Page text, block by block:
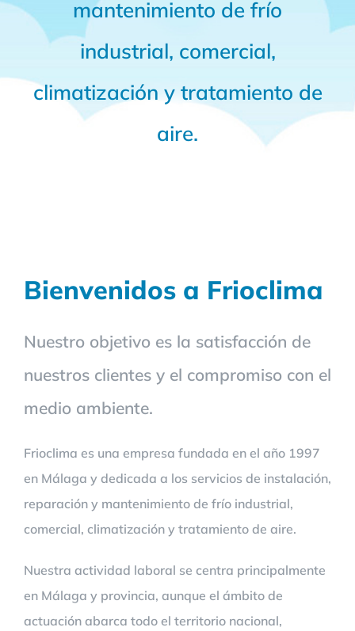
mantenimiento de frío
industrial, comercial,
climatización y tratamiento de
aire.
Bienvenidos a Frioclima
Nuestro objetivo es la satisfacción de
nuestros clientes y el compromiso con el
medio ambiente.
Frioclima es una empresa fundada en el año 1997
en Málaga y dedicada a los servicios de instalación,
reparación y mantenimiento de frío industrial,
comercial, climatización y tratamiento de aire.
Nuestra actividad laboral se centra principalmente
en Málaga y provincia, aunque el ámbito de
actuación abarca todo el territorio nacional,